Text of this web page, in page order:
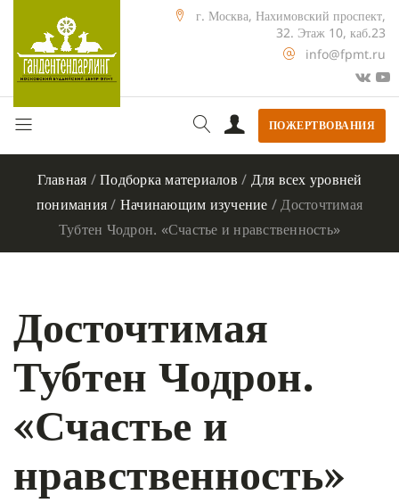
г. Москва, Нахимовский проспект,
32. Этаж 10, каб.23
info@fpmt.ru
ПОЖЕРТВОВАНИЯ
Главная /Подборка материалов / Для всех уровней
понимания/ Начинающим изучение /Досточтимая
Тубтен Чодрон. «Счастье и нравственность»
Досточтимая
Тубтен Чодрон.
«Счастье и
нравственность»